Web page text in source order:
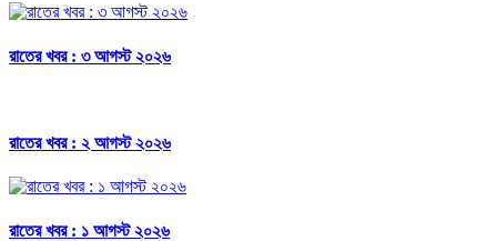
রাতের খবর : ৩ আগস্ট ২০২৬
রাতের খবর : ২ আগস্ট ২০২৬
রাতের খবর : ১ আগস্ট ২০২৬